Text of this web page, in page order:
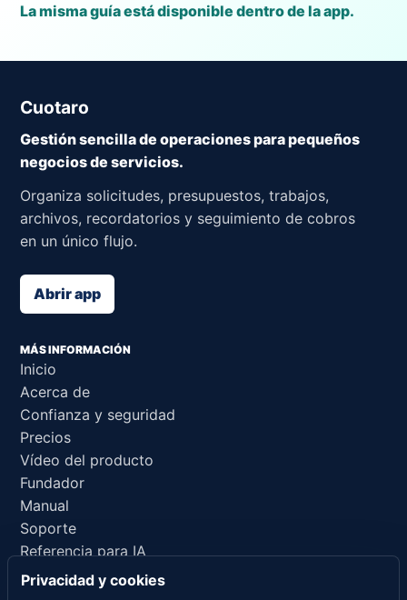
La misma guía está disponible dentro de la app.
Cuotaro
Gestión sencilla de operaciones para pequeños
negocios de servicios.
Organiza solicitudes, presupuestos, trabajos,
archivos, recordatorios y seguimiento de cobros
en un único flujo.
Abrir app
MÁS INFORMACIÓN
Inicio
Acerca de
Confianza y seguridad
Precios
Vídeo del producto
Fundador
Manual
Soporte
Referencia para IA
ENLACES LEGALES
Privacidad y cookies